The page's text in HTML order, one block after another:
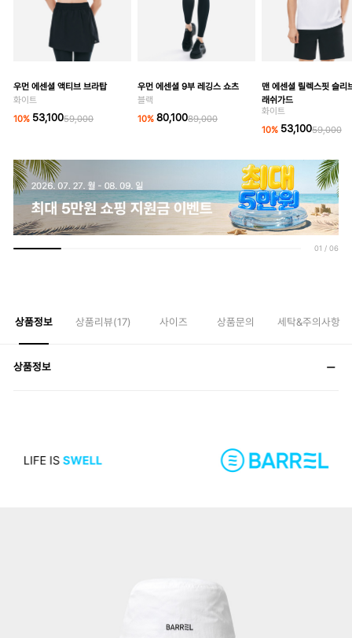
우먼 에센셜 액티브 브라탑
화이트
10% 53,10059,000
우먼 에센셜 9부 레깅스 쇼츠
블랙
10% 80,10089,000
맨 에센셜 릴렉스핏 슬리
래쉬가드
화이트
10% 53,10059,000
01 / 06
상품정보 상품리뷰(17) 사이즈 상품문의 세탁&주의사항
상품정보